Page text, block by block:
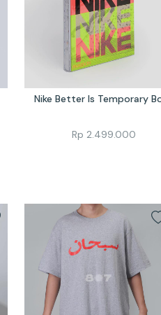
Nike Better Is Temporary
Rp 2.499.000